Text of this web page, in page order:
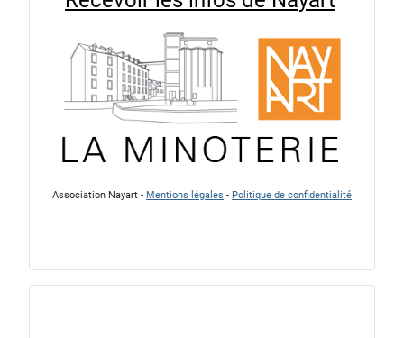
Association Nayart - Mentions légales - Politique de confidentialité